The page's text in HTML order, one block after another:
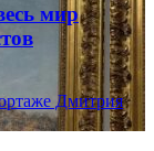
мир
Дмитрия